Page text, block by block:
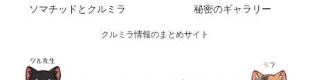
クルミラ情報のまとめサイト
ソマチッドとクルミラ 秘密のギャラリー